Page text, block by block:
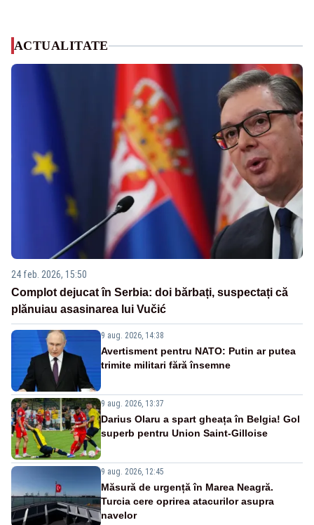
ACTUALITATE
24 feb. 2026, 15:50
Complot dejucat în Serbia: doi bărbați, suspectați că
plănuiau asasinarea lui Vučić
9 aug. 2026, 14:38
Avertisment pentru NATO: Putin ar putea
trimite militari fără însemne
9 aug. 2026, 13:37
Darius Olaru a spart gheața în Belgia! Gol
superb pentru Union Saint-Gilloise
9 aug. 2026, 12:45
Măsură de urgență în Marea Neagră.
Turcia cere oprirea atacurilor asupra
navelor